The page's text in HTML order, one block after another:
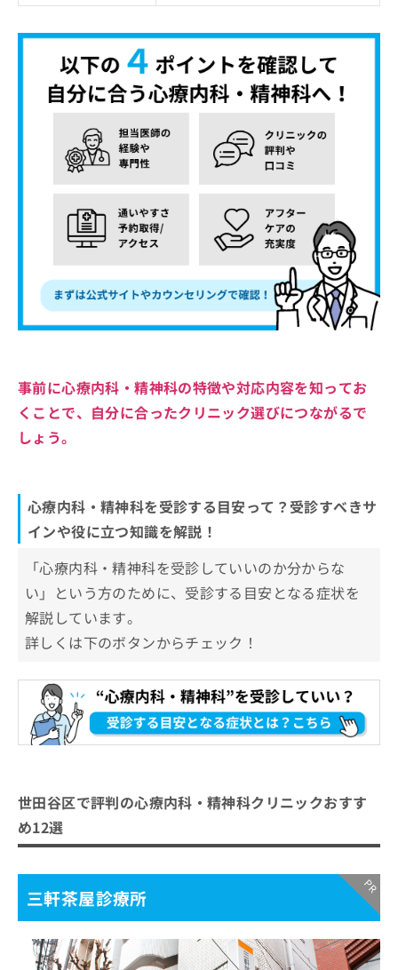
事前に心療内科・精神科の特徴や対応内容を知ってお
くことで、自分に合ったクリニック選びにつながるで
しょう。
心療内科・精神科を受診する目安って？受診すべきサ
インや役に立つ知識を解説！
「心療内科・精神科を受診していいのか分からな
い」という方のために、受診する目安となる症状を
解説しています。
詳しくは下のボタンからチェック！
世田谷区で評判の心療内科・精神科クリニックおすす
め12選
三軒茶屋診療所